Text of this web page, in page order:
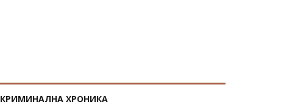
КРИМИНАЛНА ХРОНИКА